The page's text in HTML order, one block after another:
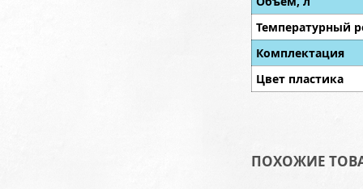
Температурный
Комплектация
Цвет пластика
ПОХОЖИЕ